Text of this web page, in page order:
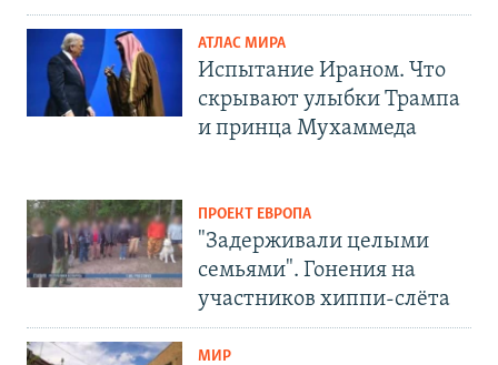
АТЛАС МИРА
Испытание Ираном. Что
скрывают улыбки Трампа
и принца Мухаммеда
ПРОЕКТ ЕВРОПА
"Задерживали целыми
семьями". Гонения на
участников хиппи-слёта
МИР